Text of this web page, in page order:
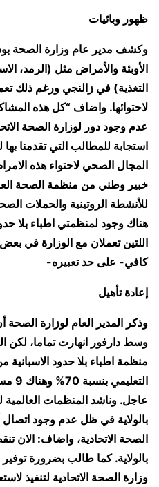
ظهور وبائيات
وكشف مدير عام وزارة الصحة
الأوبئة والأمراض مثل (الرمد،
التغذية) في زالنجي ورغم ذلك
لاحتوائها. واضاف “كل هذه
عدم وجود دور لوزارة الصحة
استجابة للمطالب التي تقدمنا
المجال الصحي لاحتواء هذه
خبير وطني من منظمة الصحة
للأنشطة الروتينية والحملات
اللتين تعملان مع الوزارة في
كافي- على حد تعبيره-
إعادة تأهيل
وذكر المدير العام لوزارة
وسط دارفور انهارت تماما، لكن
منظمة اطباء بلا حدود
عاجل. وناشد المنظمات العالمية
بالولاية في ظل عدم وجود
الصحة الاتحادية، واضاف: الان
بالولاية. كما طالب بضرورة
وزارة الصحة الاتحادية لتنفيذ